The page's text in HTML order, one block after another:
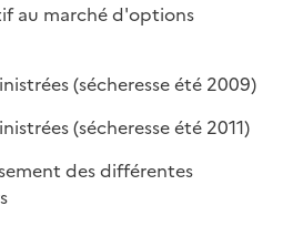
au marché d'options
(sécheresse été 2009)
(sécheresse été 2011)
des différentes